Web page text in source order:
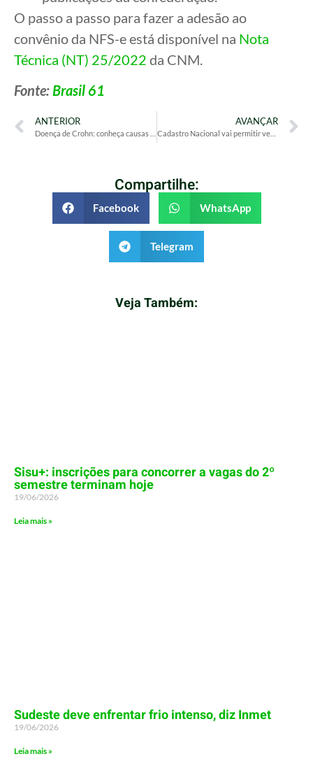
O passo a passo para fazer a adesão ao
convênio da NFS-e está disponível na Nota
Técnica (NT) 25/2022 da CNM.
Fonte:Brasil 61
ANTERIOR AVANÇAR
Cadastro Nacional vai permitir verificar se celular foi roubado
Compartilhe:
Facebook WhatsApp
Telegram
Veja Também:
Sisu+: inscrições para concorrer a vagas do 2º
semestre terminam hoje
19/06/2026
Leia mais »
Sudeste deve enfrentar frio intenso, diz Inmet
19/06/2026
Leia mais »